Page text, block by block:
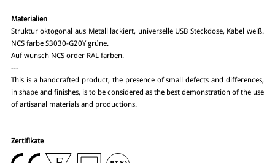
Materialien
Struktur oktogonal aus Metall lackiert, universelle USB Steckdose, Kabel weiß.
NCS farbe S3030-G20Y grüne.
Auf wunsch NCS order RAL farben.
---
This is a handcrafted product, the presence of small defects and differences,
in shape and finishes, is to be considered as the best demonstration of the use
of artisanal materials and productions.
Zertifikate